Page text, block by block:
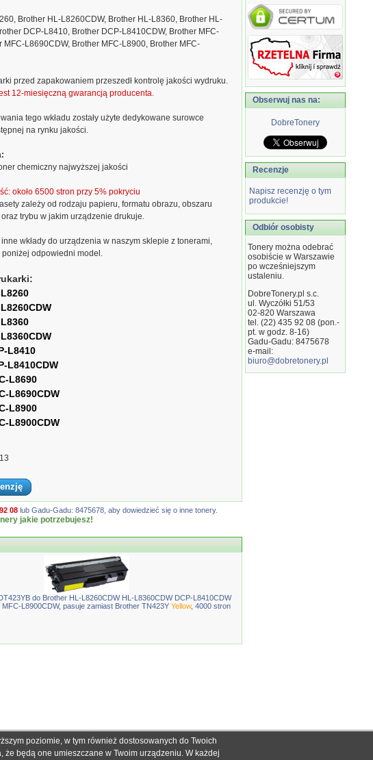
Brother HL-L8260CDW, Brother HL-L8360, Brother HL-
DCP-L8410, Brother DCP-L8410CDW, Brother MFC-
MFC-L8690CDW, Brother MFC-L8900, Brother MFC-
przed zapakowaniem przeszedł kontrolę jakości wydruku.
12-miesięczną gwarancją producenta.
tego wkładu zostały użyte dedykowane surowce
na rynku jakości.
chemiczny najwyższej jakości
około 6500 stron przy 5% pokryciu
zależy od rodzaju papieru, formatu obrazu, obszaru
trybu w jakim urządzenie drukuje.
wkłady do urządzenia w naszym sklepie z tonerami,
poniżej odpowiedni model.
L8410
L8410CDW
L8690
L8690CDW
L8900
L8900CDW
08lub Gadu-Gadu: 8475678, aby dowiedzieć się o inne tonery.
jakie potrzebujesz!
do Brother HL-L8260CDW HL-L8360CDW DCP-L8410CDW
L8900CDW, pasuje zamiast Brother TN423Y Yellow, 4000 stron
Obserwuj nas na:
DobreTonery
Recenzje
Napisz recenzję o tym
produkcie!
Odbiór osobisty
Tonery można odebrać
osobiście w Warszawie
po wcześniejszym
ustaleniu.
DobreTonery.pl s.c.
ul. Wyczółki 51/53
02-820 Warszawa
tel. (22) 435 92 08 (pon.-
pt. w godz. 8-16)
Gadu-Gadu: 8475678
e-mail:
biuro@dobretonery.pl
w celach informacyjnych dla określenia kompatybilności produktów.
które jednak nie mogą być podstawą roszczeń.
poziomie, w tym również dostosowanych do Twoich
będą one umieszczane w Twoim urządzeniu. W każdej